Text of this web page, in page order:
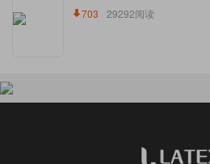
703 29292阅读